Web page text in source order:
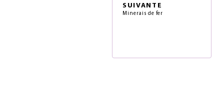
SUIVANTE
Minerais de fer